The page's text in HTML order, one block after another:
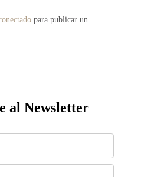
para publicar un
al Newsletter